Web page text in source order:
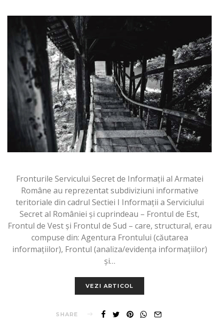
Fronturile Servicului Secret de Informații al Armatei
Române au reprezentat subdiviziuni informative
teritoriale din cadrul Sectiei I Informații a Serviciului
Secret al României și cuprindeau – Frontul de Est,
Frontul de Vest și Frontul de Sud – care, structural, erau
compuse din: Agentura Frontului (căutarea
informațiilor), Frontul (analiza/evidența informațiilor)
și…
VEZI ARTICOL
SHARE